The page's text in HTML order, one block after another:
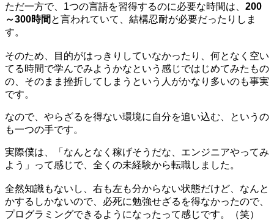
ただ一方で、1つの言語を習得するのに必要な時間は、 200
～300時間 と言われていて、結構忍耐が必要だったりしま
す。
そのため、目的がはっきりしていなかったり、何となく空い
てる時間で学んでみようかなという感じではじめてみたもの
の、そのまま挫折してしまうという人がかなり多いのも事実
です。
なので、やらざるを得ない環境に自分を追い込む、というの
も一つの手です。
実際僕は、「なんとなく稼げそうだな、エンジニアやってみ
よう」って感じで、全くの未経験から転職しました。
全然知識もないし、右も左も分からない状態だけど、なんと
かするしかないので、必死に勉強せざるを得なかったので、
プログラミングできるようになったって感じです。（笑）